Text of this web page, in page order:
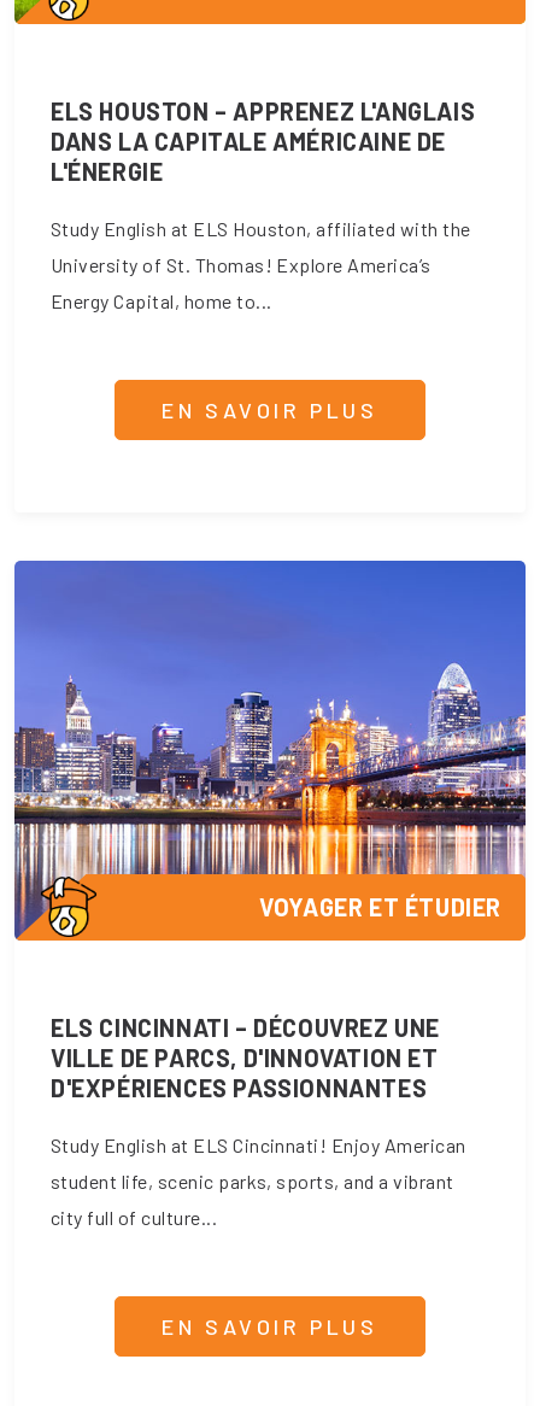
ELS HOUSTON – APPRENEZ L'ANGLAIS
DANS LA CAPITALE AMÉRICAINE DE
L'ÉNERGIE
Study English at ELS Houston, affiliated with the
University of St. Thomas! Explore America’s
Energy Capital, home to...
EN SAVOIR PLUS
VOYAGER ET ÉTUDIER
ELS CINCINNATI – DÉCOUVREZ UNE
VILLE DE PARCS, D'INNOVATION ET
D'EXPÉRIENCES PASSIONNANTES
Study English at ELS Cincinnati! Enjoy American
student life, scenic parks, sports, and a vibrant
city full of culture...
EN SAVOIR PLUS